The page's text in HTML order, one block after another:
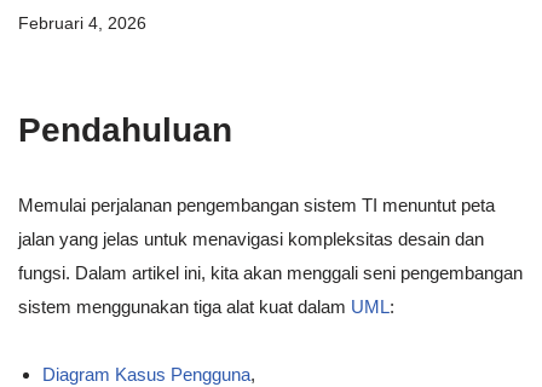
Februari 4, 2026
Pendahuluan
Memulai perjalanan pengembangan sistem TI menuntut peta
jalan yang jelas untuk menavigasi kompleksitas desain dan
fungsi. Dalam artikel ini, kita akan menggali seni pengembangan
sistem menggunakan tiga alat kuat dalam UML:
Diagram Kasus Pengguna,